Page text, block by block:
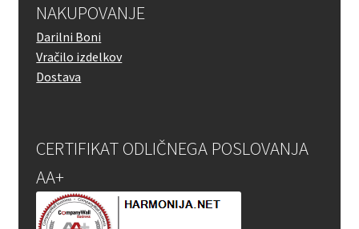
NAKUPOVANJE
Darilni Boni
Vračilo izdelkov
Dostava
CERTIFIKAT ODLIČNEGA POSLOVANJA
AA+